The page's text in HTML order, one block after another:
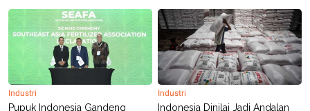
SITEMAPPROFILETERM
OF
USE
PEDOMAN
PEMBERITAAN
SIBER
Industri
Pupuk Indonesia Gandeng
Industri
Indonesia Dinilai Jadi Andalan